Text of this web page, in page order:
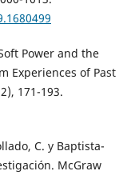
Power and the
Experiences of Past
171-193.
C. y Baptista-
McGraw